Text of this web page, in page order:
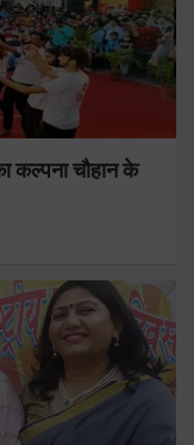
कल्पना चौहान के